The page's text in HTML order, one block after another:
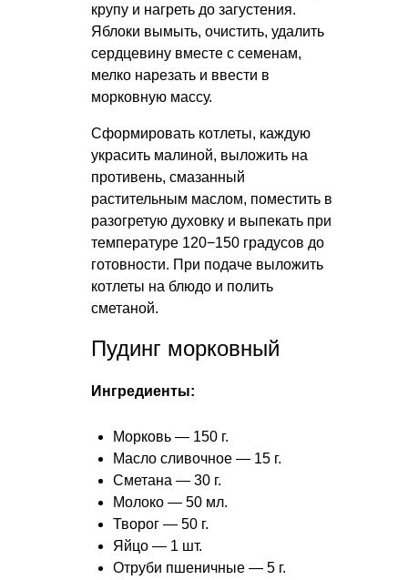
крупу и нагреть до загустения.
Яблоки вымыть, очистить, удалить
сердцевину вместе с семенам,
мелко нарезать и ввести в
морковную массу.
Сформировать котлеты, каждую
украсить малиной, выложить на
противень, смазанный
растительным маслом, поместить в
разогретую духовку и выпекать при
температуре 120−150 градусов до
готовности. При подаче выложить
котлеты на блюдо и полить
сметаной.
Пудинг морковный
Ингредиенты:
Морковь — 150 г.
Масло сливочное — 15 г.
Сметана — 30 г.
Молоко — 50 мл.
Творог — 50 г.
Яйцо — 1 шт.
Отруби пшеничные — 5 г.